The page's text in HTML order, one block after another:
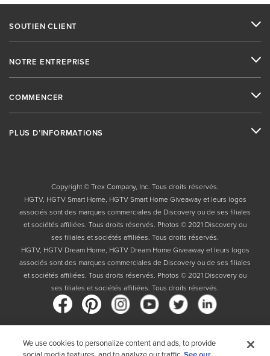
SOUTIEN CLIENT
NOTRE ENTREPRISE
COMMENCER
PLUS D’INFORMATIONS
Copyright © Trex Company, Inc. Tous droits réservés.
HGTV, HGTV Smart Home, HGTV Smart Home Giveaway et leurs logos
associés sont des marques commerciales de Discovery ou de ses filiales
et sociétés affiliées. Tous droits réservés. Photos © 2021 Discovery ou
ses filiales et sociétés affiliées. Tous droits réservés.
HGTV, HGTV Dream Home, HGTV Dream Home Giveaway et leurs logos
associés sont des marques commerciales de Discovery ou de ses filiales
et sociétés affiliées. Tous droits réservés. Photos © 2021 Discovery ou
ses filiales et sociétés affiliées. Tous droits réservés.
Pays
We use cookies to personalize content and ads, to provide